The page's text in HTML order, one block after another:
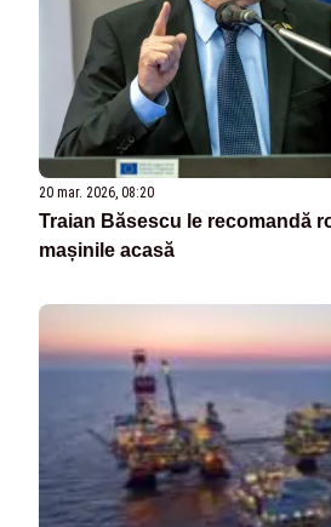
20 mar. 2026, 08:20
Traian Băsescu le recomandă
mașinile acasă